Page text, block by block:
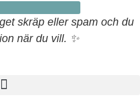
skräp eller spam och du
när du vill. ✨